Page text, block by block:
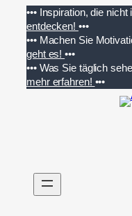
Inhalt
springen
••• Inspiration, die
entdecken! •••
••• Machen Sie
geht es!•••
••• Was Sie täglich
mehr erfahren! •••